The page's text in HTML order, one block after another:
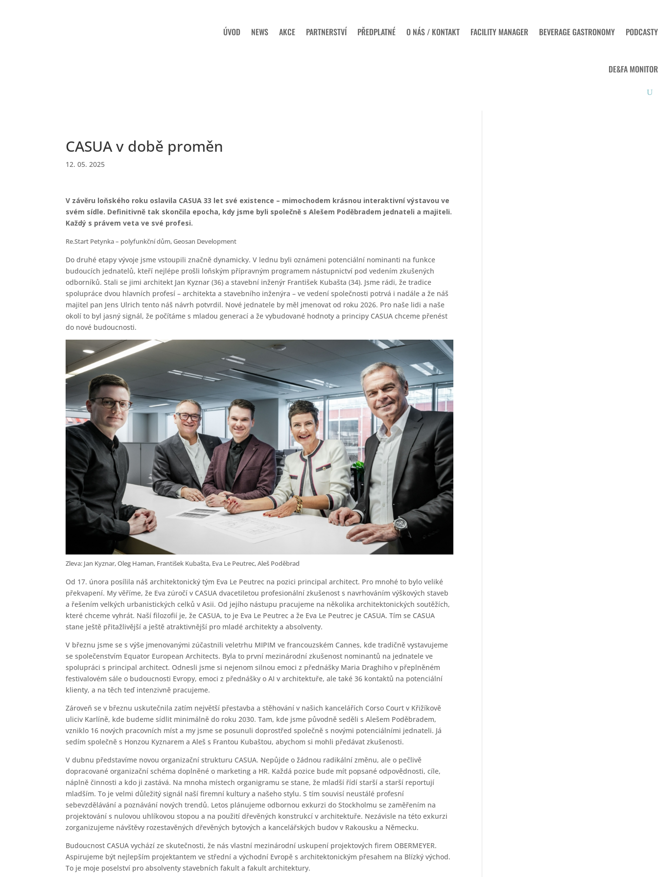
ÚVOD NEWS AKCE PARTNERSTVÍ PŘEDPLATNÉ O NÁS / KONTAKT FACILITY MANAGER BEVERAGE GASTRONOMY PODCASTY
DE&FA MONITOR
CASUA v době proměn
12. 05. 2025
V závěru loňského roku oslavila CASUA 33 let své existence – mimochodem krásnou interaktivní výstavou ve
svém sídle. Definitivně tak skončila epocha, kdy jsme byli společně s Alešem Poděbradem jednateli a majiteli.
Každý s právem veta ve své profesi.
Re.Start Petynka – polyfunkční dům, Geosan Development
Do druhé etapy vývoje jsme vstoupili značně dynamicky. V lednu byli oznámeni potenciální nominanti na funkce
budoucích jednatelů, kteří nejlépe prošli loňským přípravným programem nástupnictví pod vedením zkušených
odborníků. Stali se jimi architekt Jan Kyznar (36) a stavební inženýr František Kubašta (34). Jsme rádi, že tradice
spolupráce dvou hlavních profesí – architekta a stavebního inženýra – ve vedení společnosti potrvá i nadále a že náš
majitel pan Jens Ulrich tento náš návrh potvrdil. Nové jednatele by měl jmenovat od roku 2026. Pro naše lidi a naše
okolí to byl jasný signál, že počítáme s mladou generací a že vybudované hodnoty a principy CASUA chceme přenést
do nové budoucnosti.
Zleva: Jan Kyznar, Oleg Haman, František Kubašta, Eva Le Peutrec, Aleš Poděbrad
Od 17. února posílila náš architektonický tým Eva Le Peutrec na pozici principal architect. Pro mnohé to bylo veliké
překvapení. My věříme, že Eva zúročí v CASUA dvacetiletou profesionální zkušenost s navrhováním výškových staveb
a řešením velkých urbanistických celků v Asii. Od jejího nástupu pracujeme na několika architektonických soutěžích,
které chceme vyhrát. Naší filozofií je, že CASUA, to je Eva Le Peutrec a že Eva Le Peutrec je CASUA. Tím se CASUA
stane ještě přitažlivější a ještě atraktivnější pro mladé architekty a absolventy.
V březnu jsme se s výše jmenovanými zúčastnili veletrhu MIPIM ve francouzském Cannes, kde tradičně vystavujeme
se společenstvím Equator European Architects. Byla to první mezinárodní zkušenost nominantů na jednatele ve
spolupráci s principal architect. Odnesli jsme si nejenom silnou emoci z přednášky Maria Draghiho v přeplněném
festivalovém sále o budoucnosti Evropy, emoci z přednášky o AI v architektuře, ale také 36 kontaktů na potenciální
klienty, a na těch teď intenzivně pracujeme.
Zároveň se v březnu uskutečnila zatím největší přestavba a stěhování v našich kancelářích Corso Court v Křižíkově
uliciv Karlíně, kde budeme sídlit minimálně do roku 2030. Tam, kde jsme původně seděli s Alešem Poděbradem,
vzniklo 16 nových pracovních míst a my jsme se posunuli doprostřed společně s novými potenciálními jednateli. Já
sedím společně s Honzou Kyznarem a Aleš s Frantou Kubaštou, abychom si mohli předávat zkušenosti.
V dubnu představíme novou organizační strukturu CASUA. Nepůjde o žádnou radikální změnu, ale o pečlivě
dopracované organizační schéma doplněné o marketing a HR. Každá pozice bude mít popsané odpovědnosti, cíle,
náplně činnosti a kdo ji zastává. Na mnoha místech organigramu se stane, že mladší řídí starší a starší reportují
mladším. To je velmi důležitý signál naší firemní kultury a našeho stylu. S tím souvisí neustálé profesní
sebevzdělávání a poznávání nových trendů. Letos plánujeme odbornou exkurzi do Stockholmu se zaměřením na
projektování s nulovou uhlíkovou stopou a na použití dřevěných konstrukcí v architektuře. Nezávisle na této exkurzi
zorganizujeme návštěvy rozestavěných dřevěných bytových a kancelářských budov v Rakousku a Německu.
Budoucnost CASUA vychází ze skutečnosti, že nás vlastní mezinárodní uskupení projektových firem OBERMEYER.
Aspirujeme být nejlepším projektantem ve střední a východní Evropě s architektonickým přesahem na Blízký východ.
To je moje poselství pro absolventy stavebních fakult a fakult architektury.